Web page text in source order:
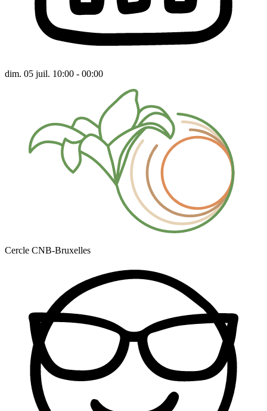
dim. 05 juil. 10:00 - 00:00
Cercle CNB-Bruxelles